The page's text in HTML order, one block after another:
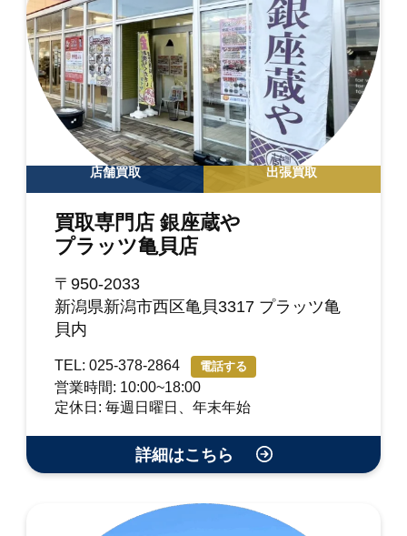
店舗買取 出張買取
買取専門店 銀座蔵や
プラッツ亀貝店
〒950-2033
新潟県新潟市西区亀貝3317 プラッツ亀
貝内
TEL: 025-378-2864 電話する
営業時間: 10:00~18:00
定休日: 毎週日曜日、年末年始
詳細はこちら